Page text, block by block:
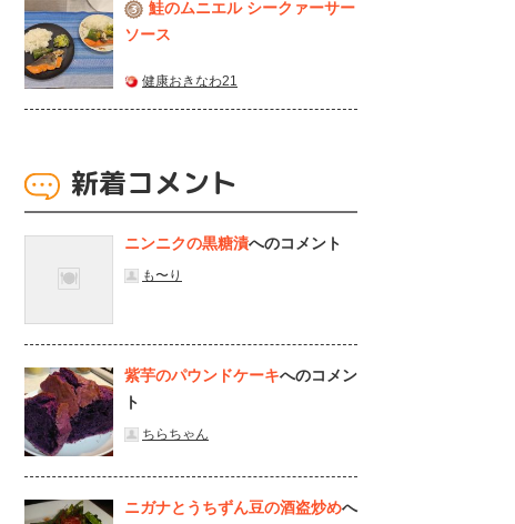
3
鮭のムニエル シークァーサー
ソース
健康おきなわ21
新着コメント
ニンニクの黒糖漬へのコメント
も〜り
紫芋のパウンドケーキへのコメン
ト
ちらちゃん
ニガナとうちずん豆の酒盗炒めへ